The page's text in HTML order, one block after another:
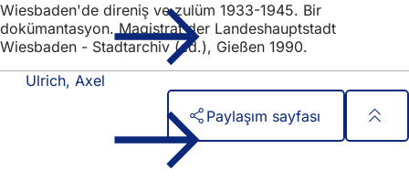
Wiesbaden'de direniş ve zulüm 1933-1945. Bir
dokümantasyon. Magistrat der Landeshauptstadt
Wiesbaden - Stadtarchiv (ed.), Gießen 1990.
Ulrich, Axel
Paylaşım sayfası